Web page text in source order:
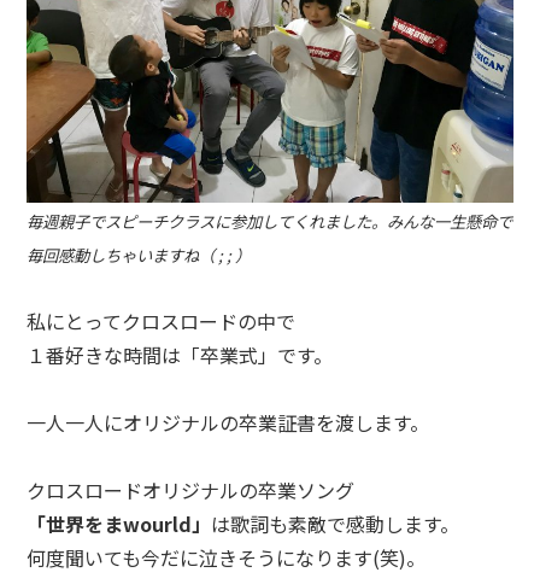
毎週親子でスピーチクラスに参加してくれました。みんな一生懸命で
毎回感動しちゃいますね（ ; ; ）
私にとってクロスロードの中で
１番好きな時間は「卒業式」です。
一人一人にオリジナルの卒業証書を渡します。
クロスロードオリジナルの卒業ソング
「世界をまwourld」 は歌詞も素敵で感動します。
何度聞いても今だに泣きそうになります(笑)。